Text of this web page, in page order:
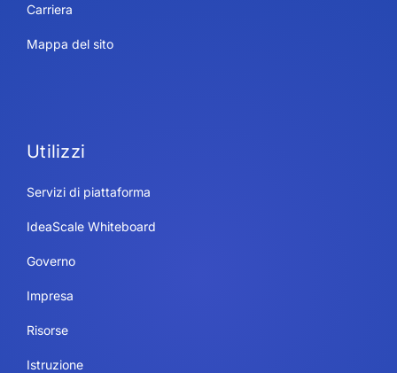
Carriera
Mappa del sito
Utilizzi
Servizi di piattaforma
IdeaScale Whiteboard
Governo
Impresa
Risorse
Istruzione